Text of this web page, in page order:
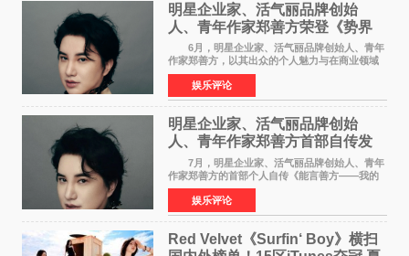
明星企业家、活气丽品牌创始
人、青年作家郑善方荣登《势界
POWERCIRCLES》6月刊
6月，明星企业家、活气丽品牌创始人、青年
作家郑善方，以其出众的个人魅力与在商业领域
的卓越建树，成功登上《势界
POWERCIRCLES》，展现了他在时尚与商业领
域的双重影响力。 明星企业家、青
娱乐评论
明星企业家、活气丽品牌创始
人、青年作家郑善方首部自传发
布， 书写跨界创业者的成长答卷
7月，明星企业家、活气丽品牌创始人、青年
作家郑善方的首部个人自传《能言善方——我的
跨界人生》正式发行。这本书以他的人生轨迹为
脉络，首次完整公开了从逐梦少年到横跨美业、
公益等多领域的
娱乐评论
Red Velvet《Surfin‘ Boy》横扫